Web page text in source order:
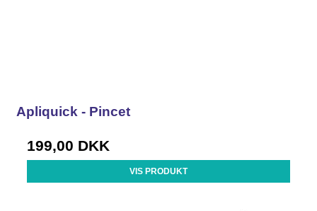
Apliquick - Pincet
199,00 DKK
VIS PRODUKT